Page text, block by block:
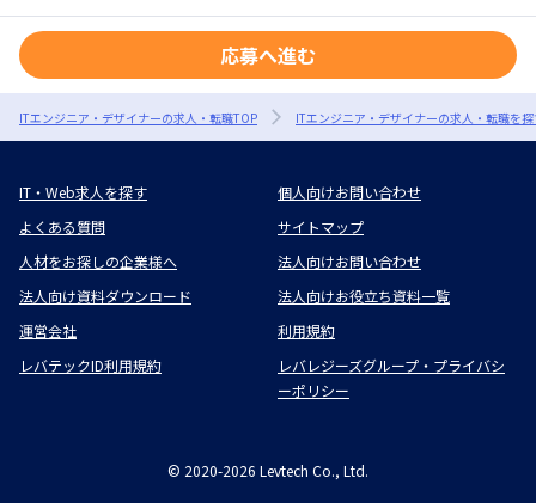
応募へ進む
ITエンジニア・デザイナーの求人・転職TOP ITエンジニア・デザイナーの求人・転職を
IT・Web求人を探す
個人向けお問い合わせ
よくある質問
サイトマップ
人材をお探しの企業様へ
法人向けお問い合わせ
法人向け資料ダウンロード
法人向けお役立ち資料一覧
運営会社
利用規約
レバテックID利用規約
レバレジーズグループ・プライバシ
ーポリシー
© 2020-2026 Levtech Co., Ltd.